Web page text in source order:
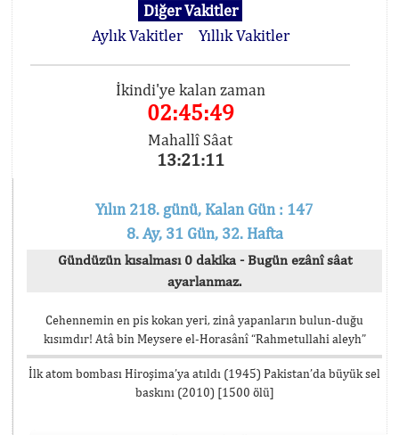
Diğer Vakitler
Aylık Vakitler
Yıllık Vakitler
İkindi'ye kalan zaman
02:45:49
Mahallî Sâat
13:21:11
Yılın 218. günü, Kalan Gün : 147
8. Ay, 31 Gün, 32. Hafta
Gündüzün kısalması 0 dakika - Bugün ezânî sâat
ayarlanmaz.
Cehennemin en pis kokan yeri, zinâ yapanların bulun-duğu
kısımdır! Atâ bin Meysere el-Horasânî “Rahmetullahi aleyh”
İlk atom bombası Hiroşima’ya atıldı (1945) Pakistan’da büyük sel
baskını (2010) [1500 ölü]